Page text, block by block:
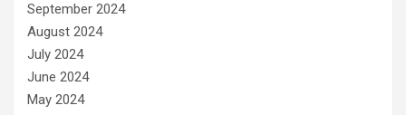
September 2024
August 2024
July 2024
June 2024
May 2024